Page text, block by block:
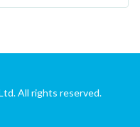
All rights reserved.